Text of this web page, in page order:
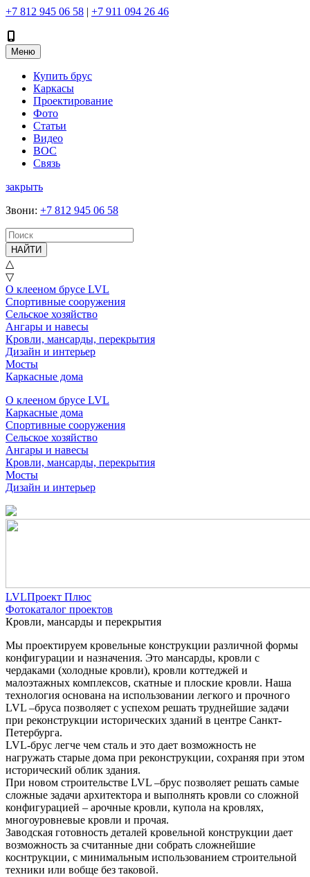
+7 812 945 06 58 | +7 911 094 26 46
Меню
Купить брус
Каркасы
Проектирование
Фото
Статьи
Видео
ВОС
Связь
закрыть
Звони: +7 812 945 06 58
НАЙТИ
△
▽
О клееном брусе LVL
Спортивные сооружения
Сельское хозяйство
Ангары и навесы
Кровли, мансарды, перекрытия
Дизайн и интерьер
Мосты
Каркасные дома
О клееном брусе LVL
Каркасные дома
Спортивные сооружения
Сельское хозяйство
Ангары и навесы
Кровли, мансарды, перекрытия
Мосты
Дизайн и интерьер
LVLПроект Плюс
Фотокаталог проектов
Кровли, мансарды и перекрытия
Мы проектируем кровельные конструкции различной формы
конфигурации и назначения. Это мансарды, кровли с
чердаками (холодные кровли), кровли коттеджей и
малоэтажных комплексов, скатные и плоские кровли. Наша
технология основана на использовании легкого и прочного
LVL –бруса позволяет с успехом решать труднейшие задачи
при реконструкции исторических зданий в центре Санкт-
Петербурга.
LVL-брус легче чем сталь и это дает возможность не
нагружать старые дома при реконструкции, сохраняя при этом
исторический облик здания.
При новом строительстве LVL –брус позволяет решать самые
сложные задачи архитектора и выполнять кровли со сложной
конфигурацией – арочные кровли, купола на кровлях,
многоуровневые кровли и прочая.
Заводская готовность деталей кровельной конструкции дает
возможность за считанные дни собрать сложнейшие
коснтрукции, с минимальным использованием строительной
техники или вобще без таковой.